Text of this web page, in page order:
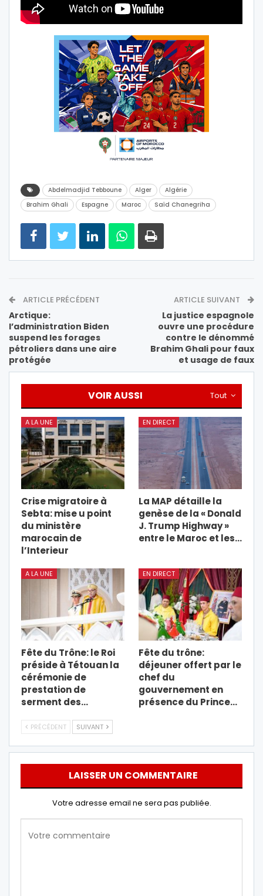
Abdelmadjid Tebboune Alger
Algérie
Brahim Ghali
Espagne Maroc Saïd Chanegriha
ARTICLE PRÉCÉDENT
Arctique:
l’administration Biden
suspend les forages
pétroliers dans une aire
protégée
ARTICLE SUIVANT
La justice espagnole
ouvre une procédure
contre le dénommé
Brahim Ghali pour faux
et usage de faux
Tout
VOIR AUSSI
A LA UNE
Crise migratoire à
Sebta: mise u point
du ministère
marocain de
l’Interieur
EN DIRECT
La MAP détaille la
genèse de la « Donald
J. Trump Highway »
entre le Maroc et les…
A LA UNE
Fête du Trône: le Roi
préside à Tétouan la
cérémonie de
prestation de
serment des…
EN DIRECT
Fête du trône:
déjeuner offert par le
chef du
gouvernement en
présence du Prince…
PRÉCÉDENT SUIVANT
LAISSER UN COMMENTAIRE
Votre adresse email ne sera pas publiée.